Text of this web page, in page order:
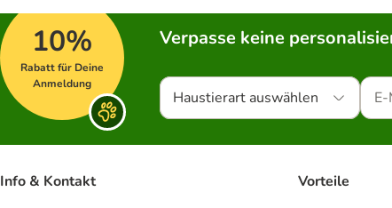
10%
Rabatt für Deine
Anmeldung
Verpasse keine
Haustierart auswählen
Info & Kontakt Vorteile